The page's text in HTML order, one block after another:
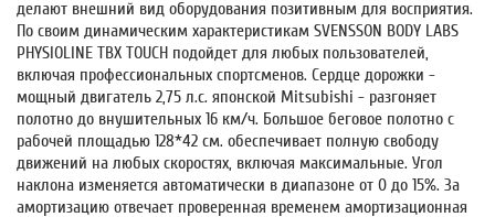
делают внешний вид оборудования позитивным для восприятия.
По своим динамическим характеристикам SVENSSON BODY LABS
PHYSIOLINE TBX TOUCH подойдет для любых пользователей,
включая профессиональных спортсменов. Сердце дорожки -
мощный двигатель 2,75 л.с. японской Mitsubishi - разгоняет
полотно до внушительных 16 км/ч. Большое беговое полотно с
рабочей площадью 128*42 см. обеспечивает полную свободу
движений на любых скоростях, включая максимальные. Угол
наклона изменяется автоматически в диапазоне от 0 до 15%. За
амортизацию отвечает проверенная временем амортизационная